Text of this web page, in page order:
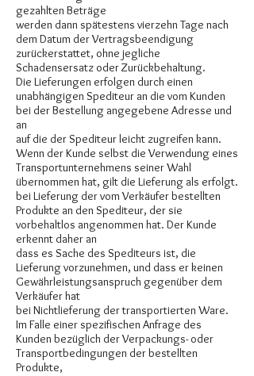
gezahlten Beträge
werden dann spätestens vierzehn Tage nach
dem Datum der Vertragsbeendigung
zurückerstattet, ohne jegliche
Schadensersatz oder Zurückbehaltung.
Die Lieferungen erfolgen durch einen
unabhängigen Spediteur an die vom Kunden
bei der Bestellung angegebene Adresse und
an
auf die der Spediteur leicht zugreifen kann.
Wenn der Kunde selbst die Verwendung eines
Transportunternehmens seiner Wahl
übernommen hat, gilt die Lieferung als erfolgt.
bei Lieferung der vom Verkäufer bestellten
Produkte an den Spediteur, der sie
vorbehaltlos angenommen hat. Der Kunde
erkennt daher an
dass es Sache des Spediteurs ist, die
Lieferung vorzunehmen, und dass er keinen
Gewährleistungsanspruch gegenüber dem
Verkäufer hat
bei Nichtlieferung der transportierten Ware.
Im Falle einer spezifischen Anfrage des
Kunden bezüglich der Verpackungs- oder
Transportbedingungen der bestellten
Produkte,